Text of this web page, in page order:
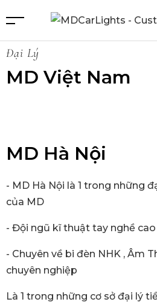
Đại Lý
MD Việt Nam
MD Hà Nội
- MD Hà Nội là 1 trong những
của MD
- Đội ngũ kĩ thuật tay nghề cao
- Chuyên về bi đèn NHK , Âm
chuyên nghiệp
Là 1 trong những cơ sở đại lý